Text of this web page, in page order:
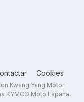
Cookies
Kwang Yang Motor
KYMCO Moto España,